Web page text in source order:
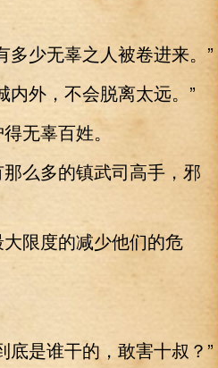
少无辜之人被卷进来。”
外，不会脱离太远。”
无辜百姓。
么多的镇武司高手，邪
限度的减少他们的危
是谁干的，敢害十叔？”